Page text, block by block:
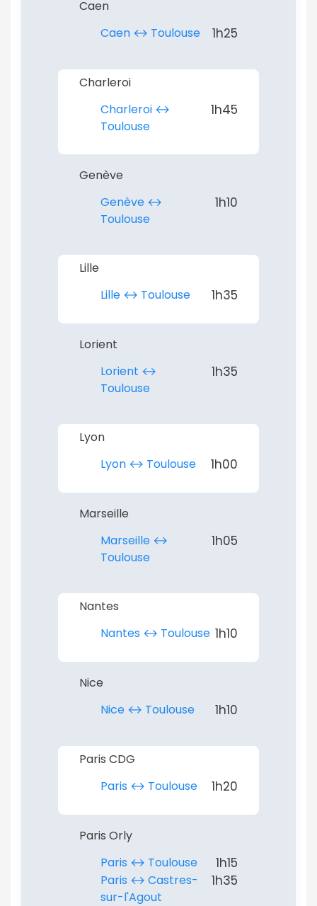
Caen
Caen ↔︎ Toulouse
1h25
Charleroi
Charleroi ↔︎
Toulouse
1h45
Genève
Genève ↔︎
Toulouse
1h10
Lille
Lille ↔︎ Toulouse
1h35
Lorient
Lorient ↔︎
Toulouse
1h35
Lyon
Lyon ↔︎ Toulouse
1h00
Marseille
Marseille ↔︎
Toulouse
1h05
Nantes
Nantes ↔︎ Toulouse 1h10
Nice
Nice ↔︎ Toulouse
1h10
Paris CDG
Paris ↔︎ Toulouse
1h20
Paris Orly
Paris ↔︎ Toulouse
1h15
Paris ↔︎ Castres-
sur-l'Agout
1h35
ou connectez-vous par mail